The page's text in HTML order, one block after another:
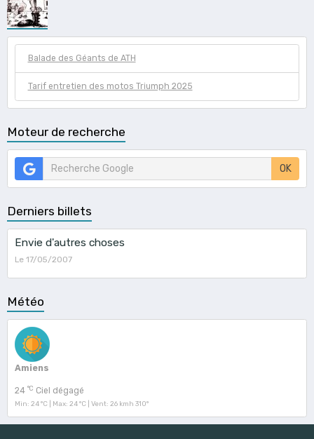
Balade des Géants de ATH
Tarif entretien des motos Triumph 2025
Moteur de recherche
OK
Derniers billets
Envie d'autres choses
Le 17/05/2007
Météo
Amiens
24 °C Ciel dégagé
Min: 24 °C | Max: 24 °C | Vent: 26 kmh 310°